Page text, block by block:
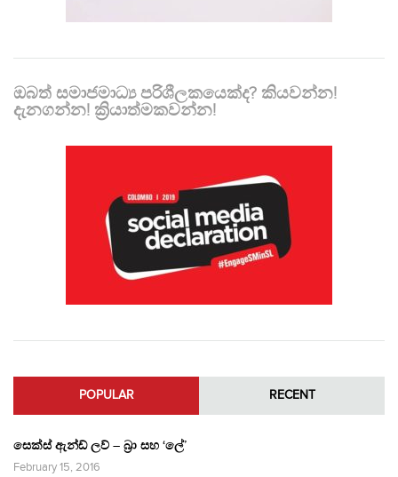
ඔබත් සමාජමාධ්‍ය පරිශීලකයෙක්ද? කියවන්න!
දැනගන්න! ක්‍රියාත්මකවන්න!
POPULAR RECENT
සෙක්ස් ඇන්ඩ් ලව් – බ්‍රා සහ ‘ලේ’
February 15, 2016